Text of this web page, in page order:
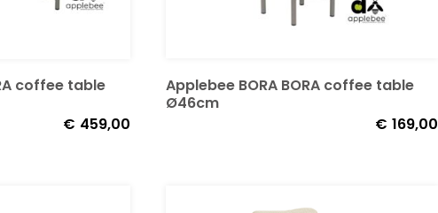
coffee table
€ 459,00
Applebee BORA BORA coffee table
Ø46cm
€ 169,00